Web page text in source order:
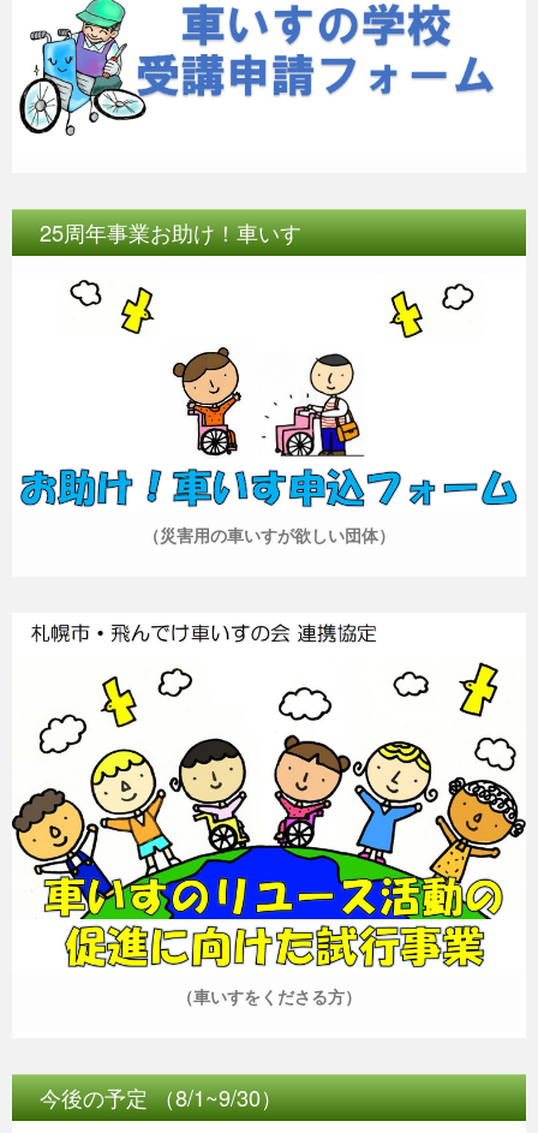
25周年事業お助け！車いす
（災害用の車いすが欲しい団体）
（車いすをくださる方）
今後の予定 （8/1~9/30）